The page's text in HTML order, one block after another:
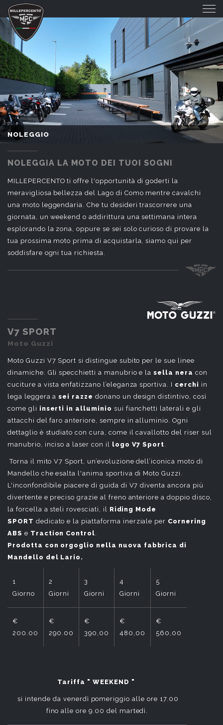
NOLEGGIO
NOLEGGIO
NOLEGGIA LA MOTO DEI TUOI SOGNI
MILLEPERCENTO ti offre l'opportunità di goderti la
meravigliosa bellezza del Lago di Como mentre cavalchi
una moto leggendaria. Che tu desideri trascorrere una
giornata, un weekend o addirittura una settimana intera
esplorando la zona, oppure se sei solo curioso di provare la
tua prossima moto prima di acquistarla, siamo qui per
soddisfare ogni tua richiesta.
V7 SPORT
Moto Guzzi
Moto Guzzi V7 Sport si distingue subito per le sue linee
dinamiche. Gli specchietti a manubrio e lasella nera con
cuciture a vista enfatizzano l’eleganza sportiva. I cerchi in
lega leggera a sei razzedonano un design distintivo, così
come gli inserti in alluminio sui fianchetti laterali e gli
attacchi del faro anteriore, sempre in alluminio. Ogni
dettaglio è studiato con cura, come il cavallotto del riser sul
manubrio, inciso a laser con il logo V7 Sport.
Torna il mito V7 Sport, un’evoluzione dell’iconica moto di
Mandello che esalta l'anima sportiva di Moto Guzzi.
L'inconfondibile piacere di guida di V7 diventa ancora più
divertente e preciso grazie al freno anteriore a doppio disco,
la forcella a steli rovesciati, il Riding Mode
SPORT dedicato e la piattaforma inerziale per Cornering
ABS e Traction Control.
Prodotta con orgoglio nella nuova fabbrica di
Mandello del Lario.
1
Giorno
2
Giorni
3
Giorni
4
Giorni
5
Giorni
€
200.00
€
290.00
€
390,00
€
480,00
€
560,00
Tariffa " WEEKEND "
si intende da venerdì pomeriggio alle ore 17.00
fino alle ore 9.00 del martedì.